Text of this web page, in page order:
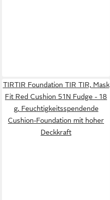
TIRTIR Foundation TIR TIR, Mask
Fit Red Cushion 51N Fudge - 18
g, Feuchtigkeitsspendende
Cushion-Foundation mit hoher
Deckkraft